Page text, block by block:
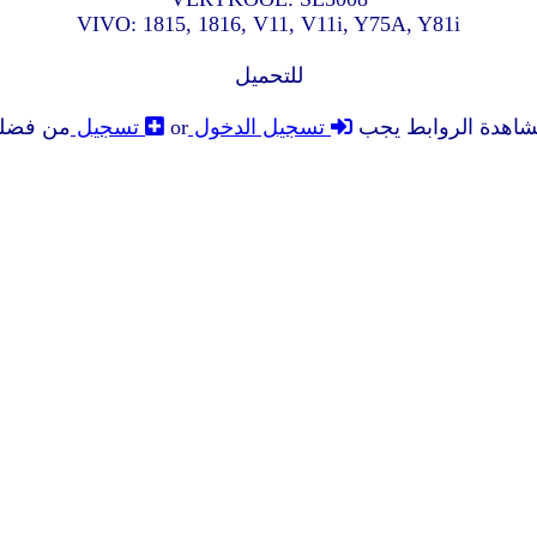
VIVO: 1815, 1816, V11, V11i, Y75A, Y81i
للتحميل
الروابط يجب تسجيل الدخول or تسجيل من